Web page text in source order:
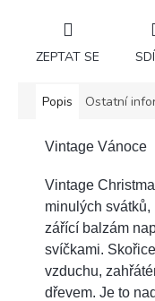
ZEPTAT SE
Popis Ostatní
Vintage Vánoce
Vintage
minulých
zářící balzám
svíčkami.
vzduchu,
dřevem. Je to